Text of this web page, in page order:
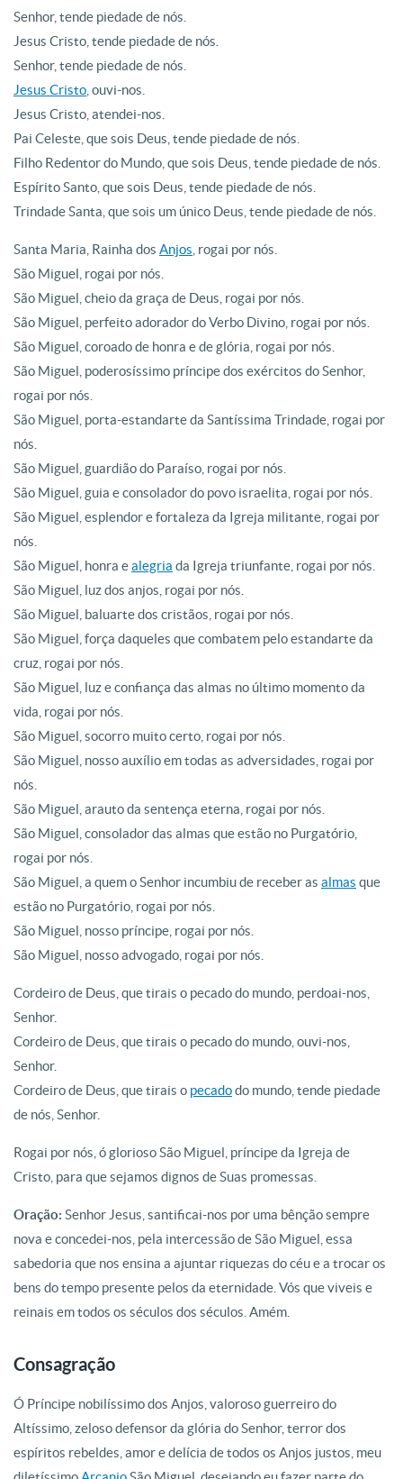
Senhor, tende piedade de nós.
Jesus Cristo, tende piedade de nós.
Senhor, tende piedade de nós.
Jesus Cristo , ouvi-nos.
Jesus Cristo, atendei-nos.
Pai Celeste, que sois Deus, tende piedade de nós.
Filho Redentor do Mundo, que sois Deus, tende piedade de nós.
Espírito Santo, que sois Deus, tende piedade de nós.
Trindade Santa, que sois um único Deus, tende piedade de nós.
Santa Maria, Rainha dos Anjos , rogai por nós.
São Miguel, rogai por nós.
São Miguel, cheio da graça de Deus, rogai por nós.
São Miguel, perfeito adorador do Verbo Divino, rogai por nós.
São Miguel, coroado de honra e de glória, rogai por nós.
São Miguel, poderosíssimo príncipe dos exércitos do Senhor,
rogai por nós.
São Miguel, porta-estandarte da Santíssima Trindade, rogai por
nós.
São Miguel, guardião do Paraíso, rogai por nós.
São Miguel, guia e consolador do povo israelita, rogai por nós.
São Miguel, esplendor e fortaleza da Igreja militante, rogai por
nós.
São Miguel, honra ealegria da Igreja triunfante, rogai por nós.
São Miguel, luz dos anjos, rogai por nós.
São Miguel, baluarte dos cristãos, rogai por nós.
São Miguel, força daqueles que combatem pelo estandarte da
cruz, rogai por nós.
São Miguel, luz e confiança das almas no último momento da
vida, rogai por nós.
São Miguel, socorro muito certo, rogai por nós.
São Miguel, nosso auxílio em todas as adversidades, rogai por
nós.
São Miguel, arauto da sentença eterna, rogai por nós.
São Miguel, consolador das almas que estão no Purgatório,
rogai por nós.
São Miguel, a quem o Senhor incumbiu de receber as almas que
estão no Purgatório, rogai por nós.
São Miguel, nosso príncipe, rogai por nós.
São Miguel, nosso advogado, rogai por nós.
Cordeiro de Deus, que tirais o pecado do mundo, perdoai-nos,
Senhor.
Cordeiro de Deus, que tirais o pecado do mundo, ouvi-nos,
Senhor.
Cordeiro de Deus, que tirais o pecadodo mundo, tende piedade
de nós, Senhor.
Rogai por nós, ó glorioso São Miguel, príncipe da Igreja de
Cristo, para que sejamos dignos de Suas promessas.
Oração: Senhor Jesus, santificai-nos por uma bênção sempre
nova e concedei-nos, pela intercessão de São Miguel, essa
sabedoria que nos ensina a ajuntar riquezas do céu e a trocar os
bens do tempo presente pelos da eternidade. Vós que viveis e
reinais em todos os séculos dos séculos. Amém.
Consagração
Ó Príncipe nobilíssimo dos Anjos, valoroso guerreiro do
Altíssimo, zeloso defensor da glória do Senhor, terror dos
espíritos rebeldes, amor e delícia de todos os Anjos justos, meu